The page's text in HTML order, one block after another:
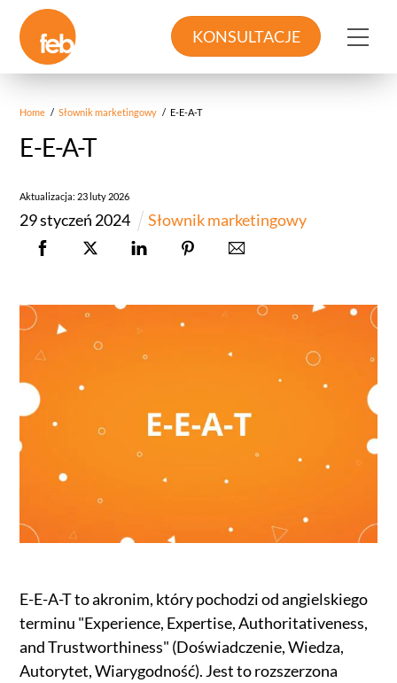
content
KONSULTACJE
Home / Słownik marketingowy / E-E-A-T
E-E-A-T
Aktualizacja: 23luty 2026
29styczeń 2024 Słownik marketingowy
E-E-A-T to akronim, który pochodzi od angielskiego
terminu "Experience, Expertise, Authoritativeness,
and Trustworthiness" (Doświadczenie, Wiedza,
Autorytet, Wiarygodność). Jest to rozszerzona